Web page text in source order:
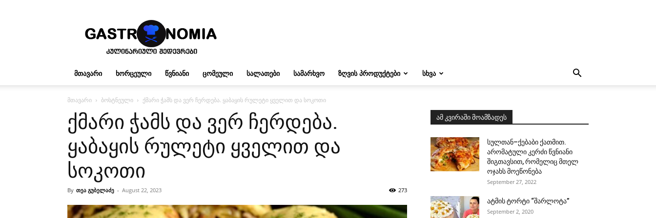
გასტრონომია
ᲛᲗᲐᲕᲐᲠᲘ ᲮᲝᲠᲪᲔᲣᲚᲘ ᲬᲕᲜᲘᲐᲜᲘ ᲪᲝᲛᲔᲣᲚᲘ ᲡᲐᲚᲐᲗᲔᲑᲘ ᲡᲐᲛᲐᲠᲮᲕᲝ ᲖᲦᲕᲘᲡ ᲞᲠᲝᲓᲣᲥᲢᲔᲑᲘ ᲡᲮᲕᲐ
მთავარი ბოსტნეული ქმარი ჭამს და ვერ ჩერდება. ყაბაყის რულეტი ყველით და სოკოთი
ქმარი ჭამს და ვერ ჩერდება.
ყაბაყის რულეტი ყველით და
სოკოთი
By თეა გუბელაძე - August 22, 2023 273
ამ კვირაში მოამზადეს
სულთან–ქებაბი ქათმით.
არომატული კერძი წვნიანი
შიგთავსით, რომელიც მთელ
ოჯახს მოეწონება
September 27, 2022
ატმის ტორტი “შარლოტა”
September 2, 2020